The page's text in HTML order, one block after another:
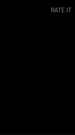
RATE IT